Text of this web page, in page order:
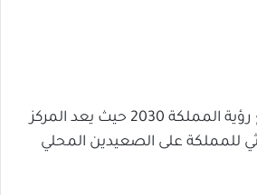
2030 حيث يعد الم
ركز
للمملكة على الصعيدين المحلي